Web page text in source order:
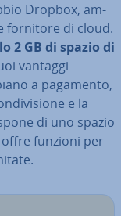
Dropbox, am­
fornitore di cloud.
2 GB di spazio di
vantaggi
a pagamento,
e la
di uno spazio
offre funzioni per